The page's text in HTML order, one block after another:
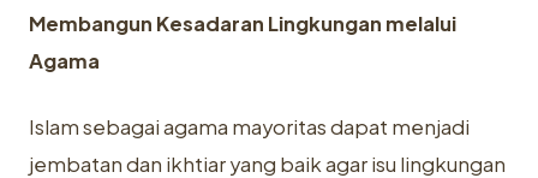
Membangun Kesadaran Lingkungan melalui
Agama
Islam sebagai agama mayoritas dapat menjadi
jembatan dan ikhtiar yang baik agar isu lingkungan